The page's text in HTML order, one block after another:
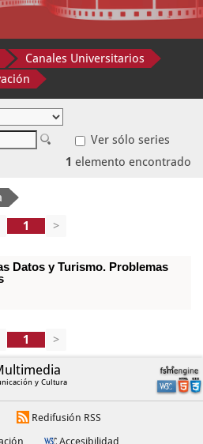
Canales Universitarios
Ver sólo series
1 elemento encontrado
>
Datos y Turismo. Problemas
>
y Cultura
Redifusión RSS
Accesibilidad